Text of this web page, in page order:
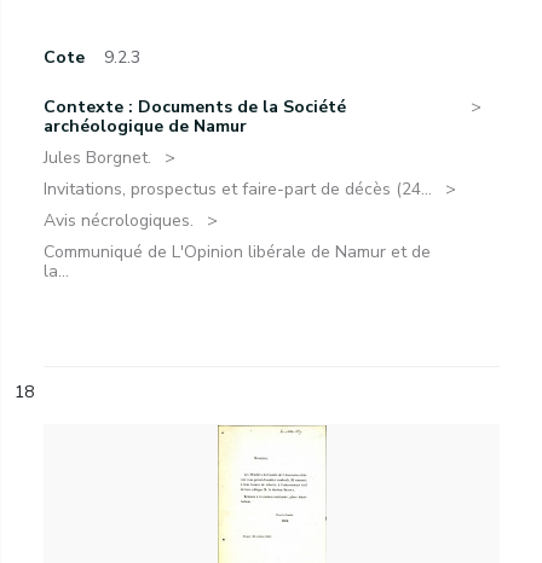
Cote 9.2.3
Contexte : Documents de la Société
archéologique de Namur
Jules Borgnet.
Invitations, prospectus et faire-part de décès (24...
Avis nécrologiques.
Communiqué de L'Opinion libérale de Namur et de
la...
18